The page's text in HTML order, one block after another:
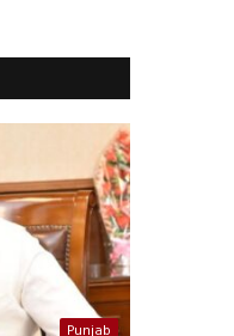
Punjab